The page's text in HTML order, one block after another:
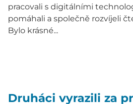
pracovali s digitálními
pomáhali a společně rozvíjeli
Bylo krásné...
Druháci vyrazili za